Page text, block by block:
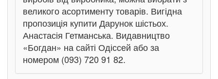
великого асортименту товарів. Вигідна
пропозиція купити Дарунок шістьох.
Анастасія Гетманська. Видавництво
«Богдан» на сайті Одіссей або за
номером (093) 720 91 82.